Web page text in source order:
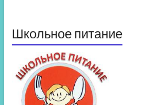
Школьное питание